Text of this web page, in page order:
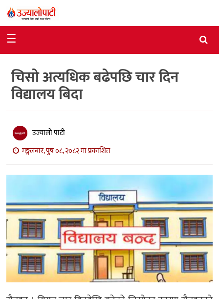
राजनीति
विशेष
आर्थिक
अन्तर्वार्ता
मनोरञ्जन
विज्ञान
खेलकुद
अन्य
☰
चिसो अत्यधिक बढेपछि चार दिन
विद्यालय बिदा
उज्यालो पाटी
मङ्गलबार, पुष ०८, २०८२ मा प्रकाशित